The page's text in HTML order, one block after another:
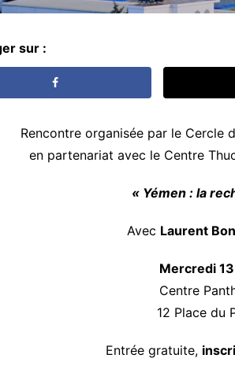
sur :
Rencontre organisée par le Cercle
en partenariat avec le Centre
« Yémen : la
Avec Laurent
Mercredi
Centre
12 Place du
Entrée gratuite,